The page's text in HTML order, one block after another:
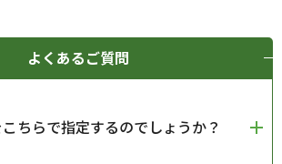
よくあるご質問
ちらで指定するのでしょうか？